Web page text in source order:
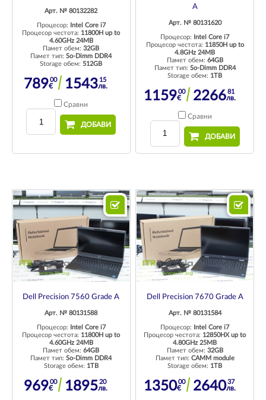
Арт. № 80132282
Процесор:
Intel Core i7
Процесор честота: 11800H up to
4.60GHz 24MB
Памет обем:32GB
Памет тип:So-Dimm DDR4
Storage обем: 512GB
78900
€ 154315
лв.
Сравни
ДОБАВИ
A
Арт. № 80131620
Процесор:
Intel Core i7
Процесор честота: 11850H up to
4.8GHz 24MB
Памет обем: 64GB
Памет тип: So-Dimm DDR4
Storage обем: 1TB
115900
€ 226681
лв.
Сравни
ДОБАВИ
Dell Precision 7560 Grade A
Арт. № 80131588
Процесор:
Intel Core i7
Процесор честота: 11800H up to
4.60GHz 24MB
Памет обем:64GB
Памет тип:So-Dimm DDR4
Storage обем: 1TB
96900
€ 189520
лв.
Dell Precision 7670 Grade A
Арт. № 80131584
Процесор:
Intel Core i7
Процесор честота: 12850HX up to
4.80GHz 25MB
Памет обем: 32GB
Памет тип: CAMM module
Storage обем: 1TB
135000
€ 264037
лв.